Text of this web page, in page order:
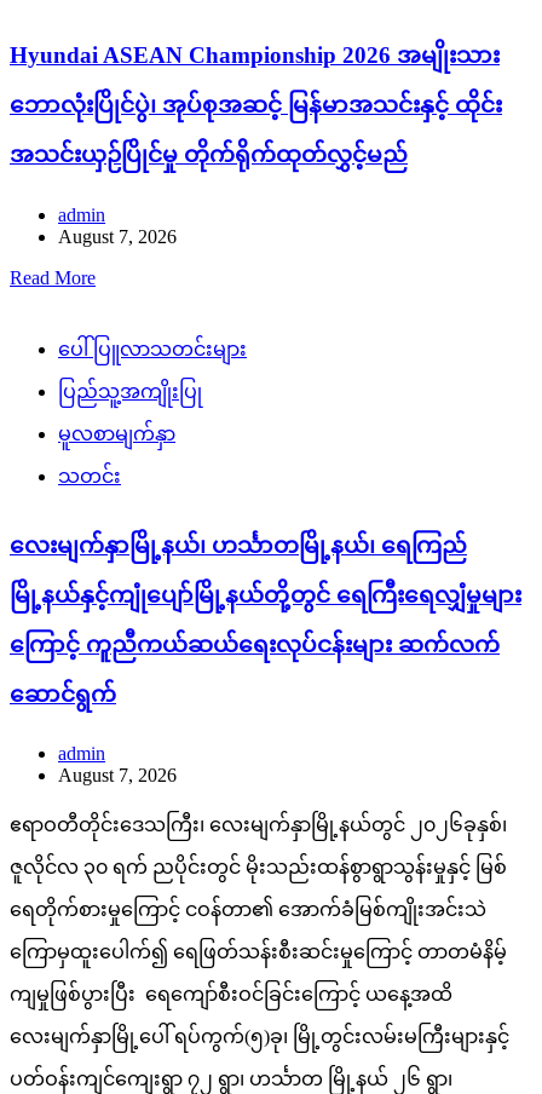
Hyundai ASEAN Championship 2026 အမျိုးသား
ဘောလုံးပြိုင်ပွဲ၊ အုပ်စုအဆင့် မြန်မာအသင်းနှင့် ထိုင်း
အသင်းယှဉ်ပြိုင်မှု တိုက်ရိုက်ထုတ်လွှင့်မည်
admin
August 7, 2026
Read More
ပေါ်ပြူလာသတင်းများ
ပြည်သူ့အကျိုးပြု
မူလစာမျက်နှာ
သတင်း
လေးမျက်နှာမြို့နယ်၊ ဟင်္သာတမြို့နယ်၊ ရေကြည်
မြို့နယ်နှင့်ကျုံပျော်မြို့နယ်တို့တွင် ရေကြီးရေလျှံမှုများ
ကြောင့် ကူညီကယ်ဆယ်ရေးလုပ်ငန်းများ ဆက်လက်
ဆောင်ရွက်
admin
August 7, 2026
ဧရာဝတီတိုင်းဒေသကြီး၊ လေးမျက်နှာမြို့နယ်တွင် ၂၀၂၆ခုနှစ်၊
ဇူလိုင်လ ၃၀ ရက် ညပိုင်းတွင် မိုးသည်းထန်စွာရွာသွန်းမှုနှင့် မြစ်
ရေတိုက်စားမှုကြောင့် ငဝန်တာ၏ အောက်ခံမြစ်ကျိုးအင်းသဲ
ကြောမှထူးပေါက်၍ ရေဖြတ်သန်းစီးဆင်းမှုကြောင့် တာတမံနိမ့်
ကျမှုဖြစ်ပွားပြီး ရေကျော်စီးဝင်ခြင်းကြောင့် ယနေ့အထိ
လေးမျက်နှာမြို့ပေါ် ရပ်ကွက်(၅)ခု၊ မြို့တွင်းလမ်းမကြီးများနှင့်
ပတ်ဝန်းကျင်ကျေးရွာ ၇၂ ရွာ၊ ဟင်္သာတ မြို့နယ် ၂၆ ရွာ၊